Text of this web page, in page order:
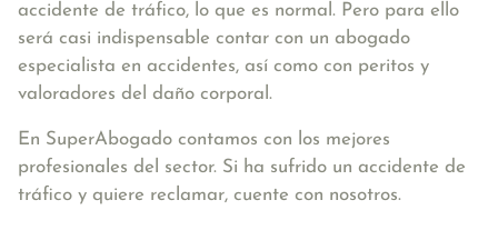
accidente de tráfico, lo que es normal. Pero para ello
será casi indispensable contar con un abogado
especialista en accidentes, así como con peritos y
valoradores del daño corporal.
En SuperAbogado contamos con los mejores
profesionales del sector. Si ha sufrido un accidente de
tráfico y quiere reclamar, cuente con nosotros.